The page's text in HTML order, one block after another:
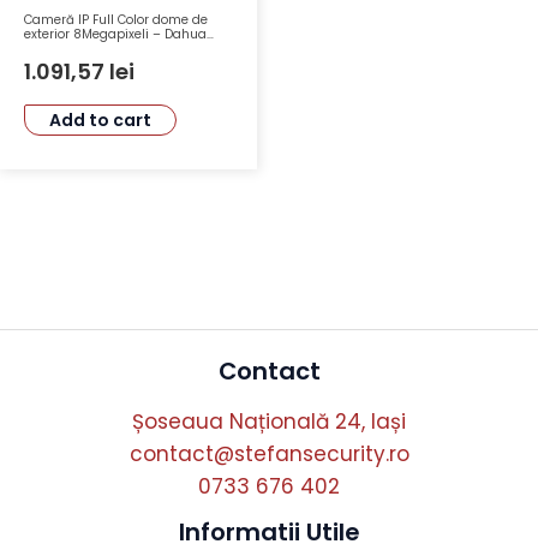
Cameră IP Full Color dome de
exterior 8Megapixeli – Dahua
1.091,57 lei
Add to cart
Contact
Șoseaua Națională 24, Iași
contact@stefansecurity.ro
0733 676 402
Informatii Utile